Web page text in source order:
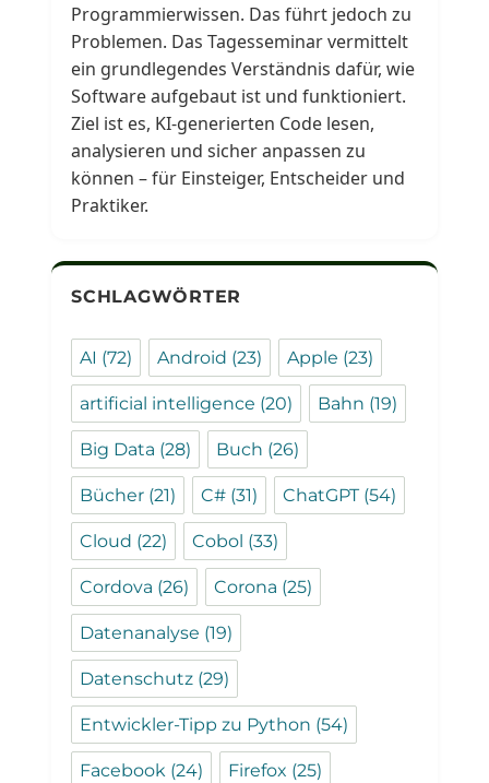
Programmierwissen. Das führt jedoch zu
Problemen. Das Tagesseminar vermittelt
ein grundlegendes Verständnis dafür, wie
Software aufgebaut ist und funktioniert.
Ziel ist es, KI-generierten Code lesen,
analysieren und sicher anpassen zu
können – für Einsteiger, Entscheider und
Praktiker.
SCHLAGWÖRTER
AI (72) Android (23) Apple (23)
artificial intelligence (20) Bahn (19)
Big Data (28) Buch (26)
Bücher (21) C# (31) ChatGPT(54)
Cloud (22) Cobol (33)
Cordova (26) Corona (25)
Datenanalyse (19)
Datenschutz (29)
Entwickler-Tipp zu Python (54)
Facebook (24) Firefox (25)